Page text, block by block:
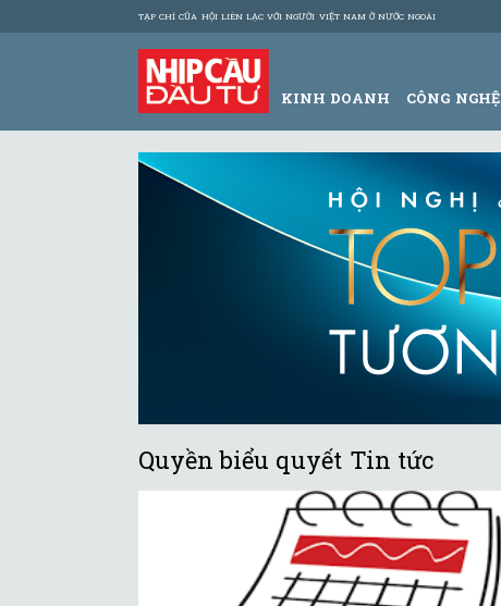
TẠP CHÍ CỦA HỘI LIÊN LẠC VỚI NGƯỜI VIỆT NAM Ở NƯỚC NGOÀI
KINH DOANH CÔNG NGHỆ
Quyền biểu quyết Tin tức